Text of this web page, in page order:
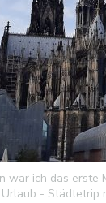
war ich das erste
Urlaub - Städtetrip